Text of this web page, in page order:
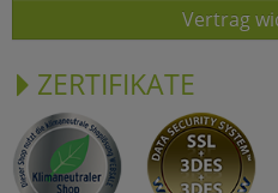
Vertrag
ZERTIFIKATE